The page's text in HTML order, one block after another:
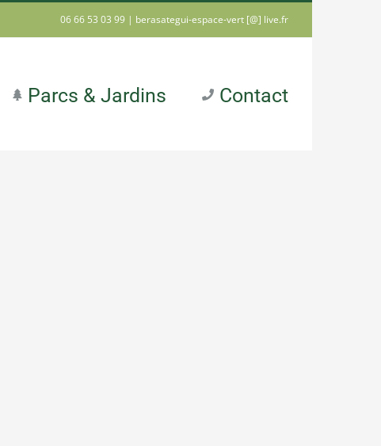
06 66 53 03 99 | berasategui-espace-vert [@] live.fr
Parcs & Jardins Contact